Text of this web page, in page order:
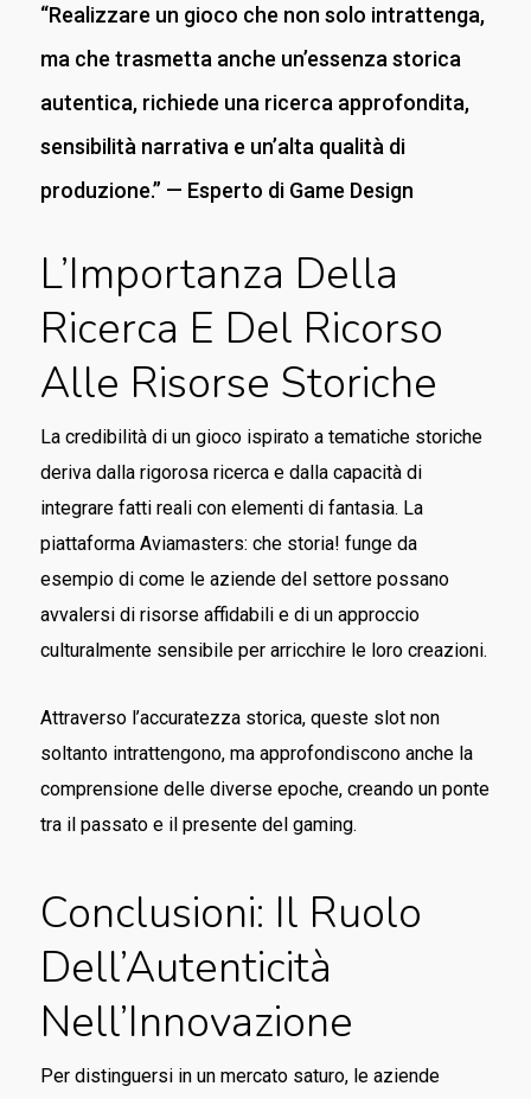
“Realizzare un gioco che non solo intrattenga,
ma che trasmetta anche un’essenza storica
autentica, richiede una ricerca approfondita,
sensibilità narrativa e un’alta qualità di
produzione.” — Esperto di Game Design
L’Importanza Della
Ricerca E Del Ricorso
Alle Risorse Storiche
La credibilità di un gioco ispirato a tematiche storiche
deriva dalla rigorosa ricerca e dalla capacità di
integrare fatti reali con elementi di fantasia. La
piattaforma Aviamasters: che storia! funge da
esempio di come le aziende del settore possano
avvalersi di risorse affidabili e di un approccio
culturalmente sensibile per arricchire le loro creazioni.
Attraverso l’accuratezza storica, queste slot non
soltanto intrattengono, ma approfondiscono anche la
comprensione delle diverse epoche, creando un ponte
tra il passato e il presente del gaming.
Conclusioni: Il Ruolo
Dell’Autenticità
Nell’Innovazione
Per distinguersi in un mercato saturo, le aziende